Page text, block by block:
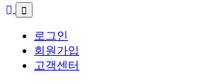
로그인
회원가입
고객센터